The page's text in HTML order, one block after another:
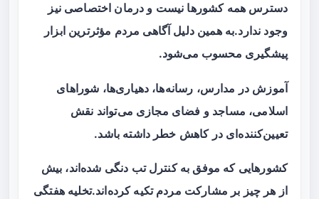
دسترس همه کشورها نیست و درمان اختصاصی نیز
وجود ندارد.به همین دلیل آگاهی مردم مؤثرترین ابزار
پیشگیری محسوب می‌شود.
آموزش در مدارس، رسانه‌ها، دهیاری‌ها، شوراهای
اسلامی، مساجد و فضای مجازی می‌تواند نقش
تعیین‌کننده‌ای در کاهش خطر داشته باشد.
کشورهایی که موفق به کنترل تب دنگی شده‌اند، بیش
از هر چیز بر مشارکت مردم تکیه کرده‌اند.تخلیه هفتگی